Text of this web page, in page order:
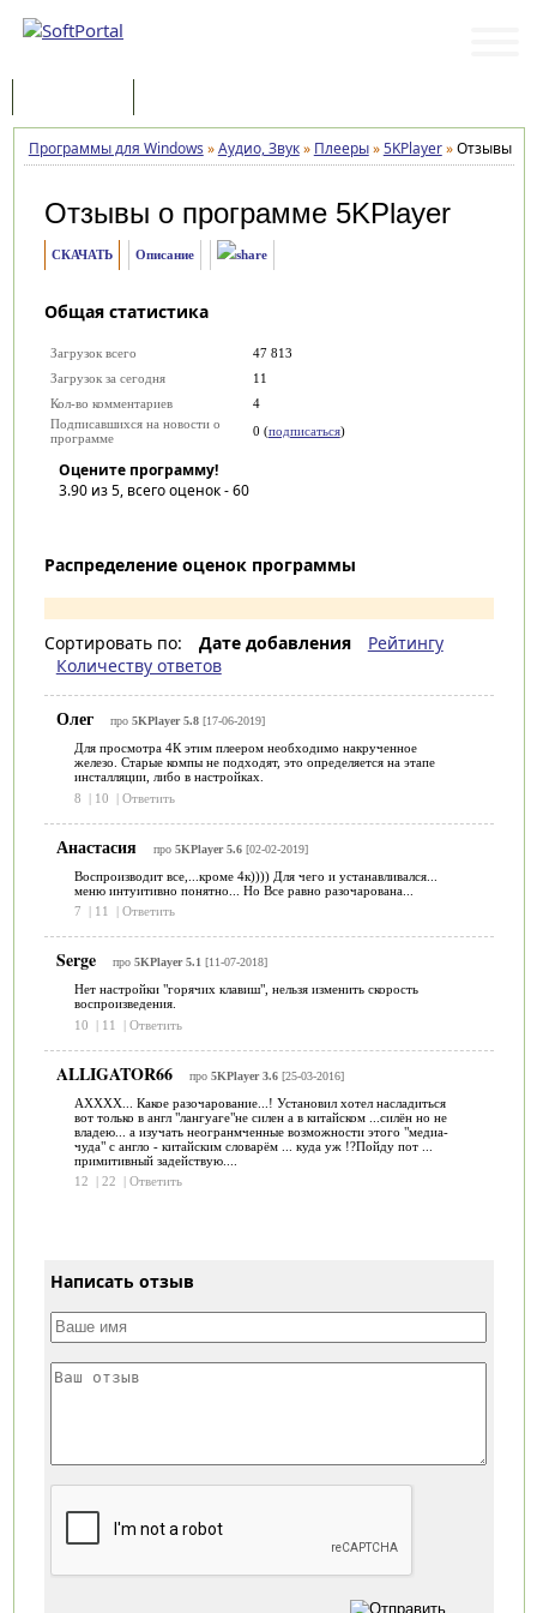
Программы для Windows »Аудио, Звук» Плееры»5KPlayer»Отзывы
Отзывы о программе 5KPlayer
СКАЧАТЬ Описание
Общая статистика
Загрузок всего
47 813
Загрузок за сегодня
11
Кол-во комментариев
4
Подписавшихся на новости о
программе
0 (подписаться)
Оцените программу!
3.90из 5, всего оценок -60
Распределение оценок программы
Сортировать по: Дате добавления
Рейтингу
Количеству ответов
Олег про 5KPlayer 5.8[17-06-2019]
Для просмотра 4К этим плеером необходимо накрученное
железо. Старые компы не подходят, это определяется на этапе
инсталляции, либо в настройках.
8
| 10 | Ответить
Анастасия про 5KPlayer 5.6[02-02-2019]
Воспроизводит все,...кроме 4к)))) Для чего и устанавливался...
меню интуитивно понятно... Но Все равно разочарована...
7
| 11 | Ответить
Serge про 5KPlayer 5.1 [11-07-2018]
Нет настройки "горячих клавиш", нельзя изменить скорость
воспроизведения.
10
| 11 | Ответить
ALLIGATOR66 про 5KPlayer 3.6[25-03-2016]
АХХХХ... Какое разочарование...! Установил хотел насладиться
вот только в англ "лангуаге"не силен а в китайском ...силён но не
владею... а изучать неогранмченные возможности этого "медиа-
чуда" с англо - китайским словарём ... куда уж !?Пойду пот ...
примитивный задействую....
12
| 22 | Ответить
Написать отзыв